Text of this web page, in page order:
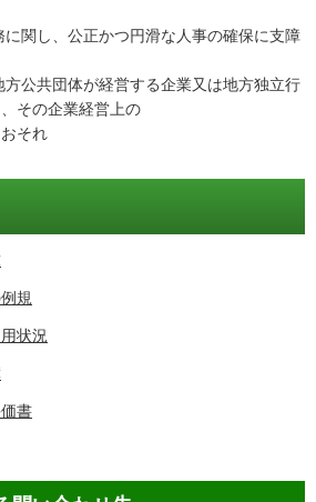
関し、公正かつ円滑な人事の確保に支障
公共団体が経営する企業又は地方独立行
その企業経営上の
それ
規
状況
書